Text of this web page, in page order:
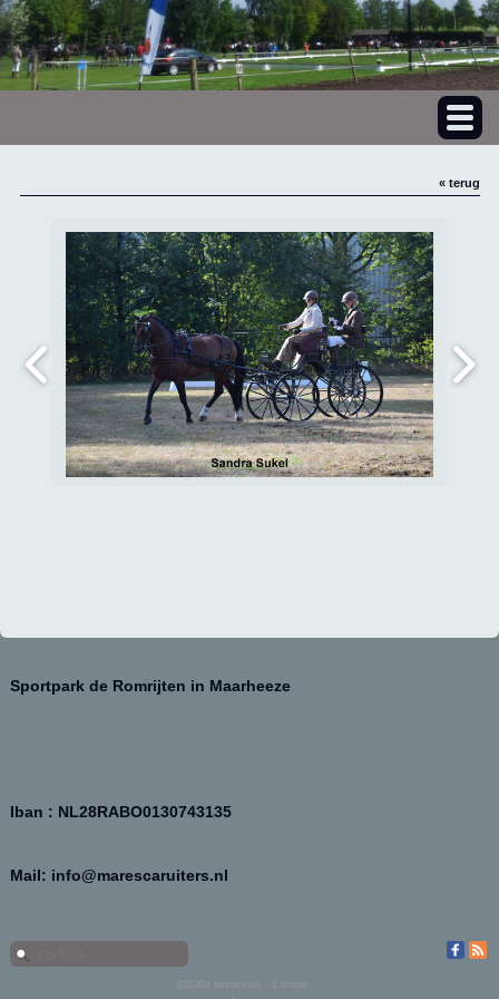
« terug
Sportpark de Romrijten in Maarheeze
Iban : NL28RABO0130743135
Mail: info@marescaruiters.nl
838304
bezoekers - 1 online